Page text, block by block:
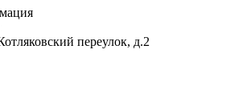
переулок, д.2